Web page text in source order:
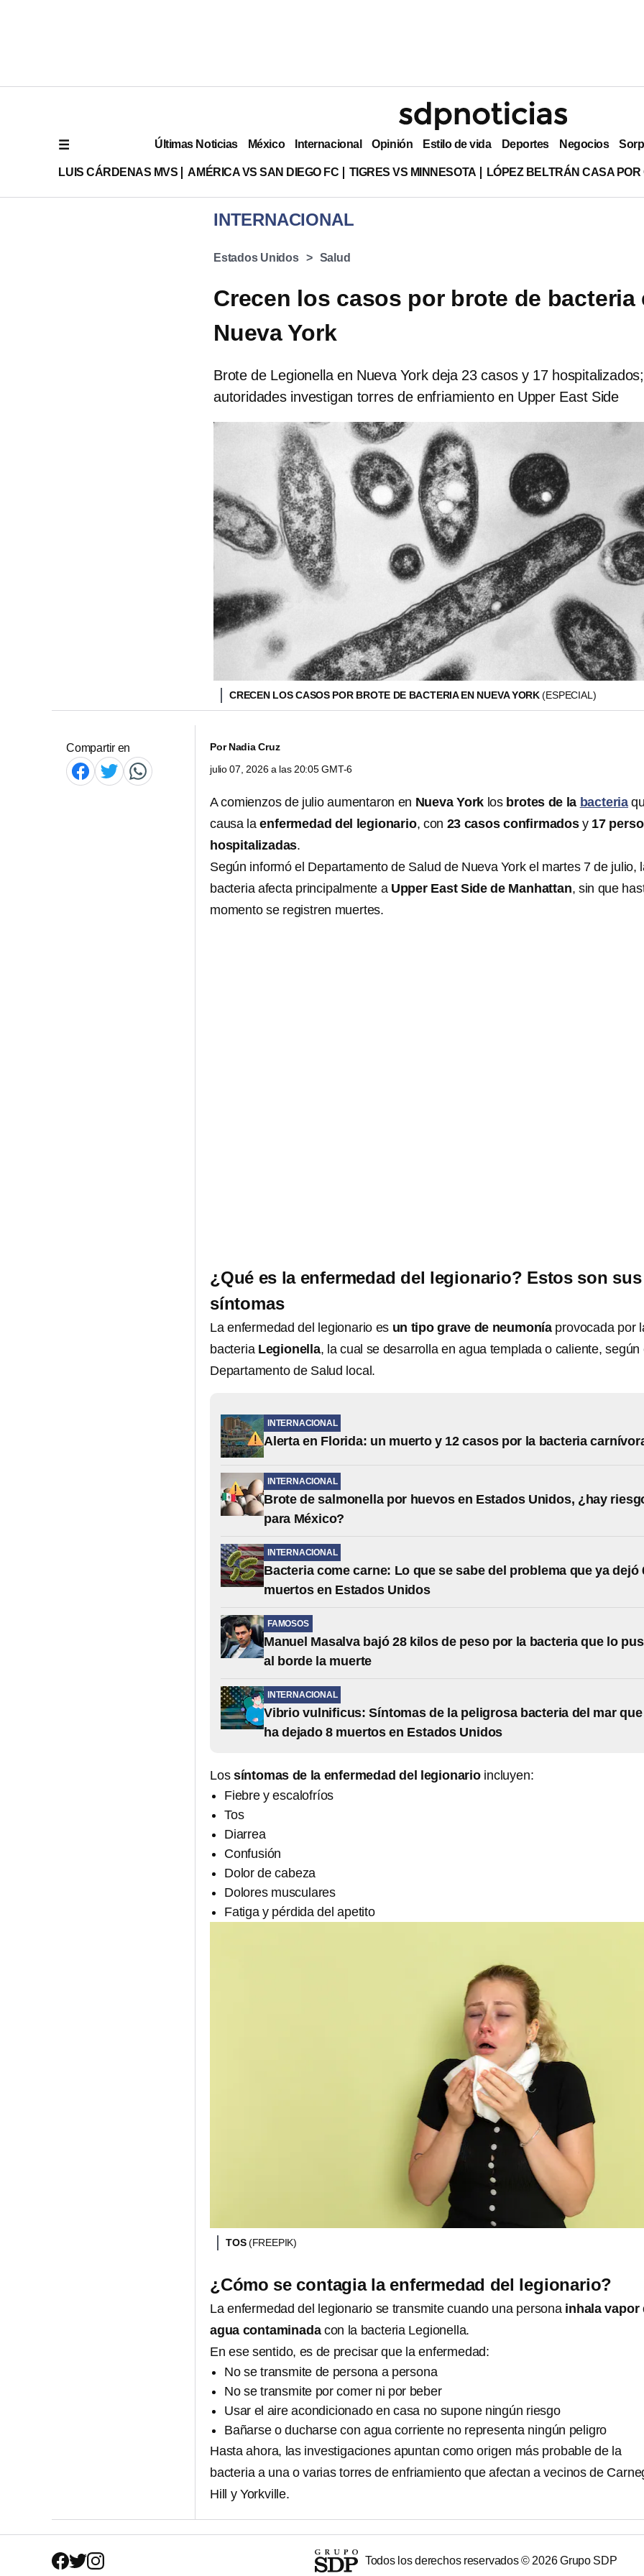
Últimas Noticias México Internacional Opinión Estilo de vida Deportes Negocios
LUIS CÁRDENAS MVS AMÉRICA VS SAN DIEGO FC TIGRES VS MINNESOTA LÓPEZ BELTRÁN CASA
INTERNACIONAL
Estados Unidos Salud
Crecen los casos por brote de bacteria
Nueva York
Brote de Legionella en Nueva York deja 23 casos y 17 hospitalizados;
autoridades investigan torres de enfriamiento en Upper East Side
CRECEN LOS CASOS POR BROTE DE BACTERIA EN NUEVA YORK(ESPECIAL)
Compartir en PorNadia Cruz
julio 07, 2026 a las 20:05 GMT-6
A comienzos de julio aumentaron en Nueva York los brotes de la bacteria
causa laenfermedad del legionario, con 23 casos confirmadosy 17
hospitalizadas.
Según informó el Departamento de Salud de Nueva York el martes 7 de julio,
bacteria afecta principalmente a Upper East Side de Manhattan, sin que
momento se registren muertes.
¿Qué es la enfermedad del legionario? Estos son sus
síntomas
La enfermedad del legionario es un tipo grave de neumonía provocada por
bacteria Legionella, la cual se desarrolla en agua templada o caliente, según
Departamento de Salud local.
INTERNACIONAL
Alerta en Florida: un muerto y 12 casos por la bacteria
INTERNACIONAL
Brote de salmonella por huevos en Estados Unidos, ¿hay
para México?
INTERNACIONAL
Bacteria come carne: Lo que se sabe del problema que ya dejó
muertos en Estados Unidos
FAMOSOS
Manuel Masalva bajó 28 kilos de peso por la bacteria que lo
al borde la muerte
INTERNACIONAL
Vibrio vulnificus: Síntomas de la peligrosa bacteria del mar que
ha dejado 8 muertos en Estados Unidos
Lossíntomas de la enfermedad del legionario incluyen:
Fiebre y escalofríos
Tos
Diarrea
Confusión
Dolor de cabeza
Dolores musculares
Fatiga y pérdida del apetito
TOS(FREEPIK)
¿Cómo se contagia la enfermedad del legionario?
La enfermedad del legionario se transmite cuando una personainhala vapor
agua contaminada con la bacteria Legionella.
En ese sentido, es de precisar que la enfermedad:
No se transmite de persona a persona
No se transmite por comer ni por beber
Usar el aire acondicionado en casa no supone ningún riesgo
Bañarse o ducharse con agua corriente no representa ningún peligro
Hasta ahora, las investigaciones apuntan como origen más probable de la
bacteria a una o varias torres de enfriamiento que afectan a vecinos de
Hill y Yorkville.
Todos los derechos reservados © 2026Grupo SDP